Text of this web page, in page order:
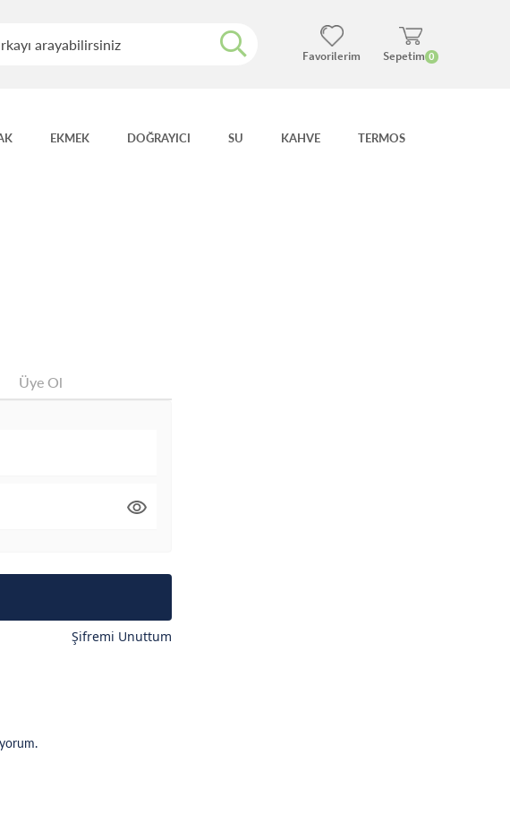
Sepetim 0
Favorilerim
EKMEK DOĞRAYICI SU KAHVE TERMOS
Üye Ol
Şifremi Unuttum